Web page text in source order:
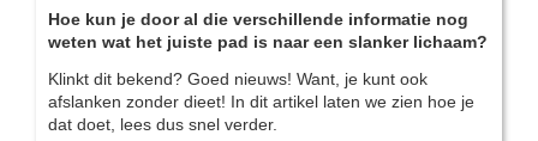
Hoe kun je door al die verschillende informatie nog
weten wat het juiste pad is naar een slanker lichaam?
Klinkt dit bekend? Goed nieuws! Want, je kunt ook
afslanken zonder dieet! In dit artikel laten we zien hoe je
dat doet, lees dus snel verder.